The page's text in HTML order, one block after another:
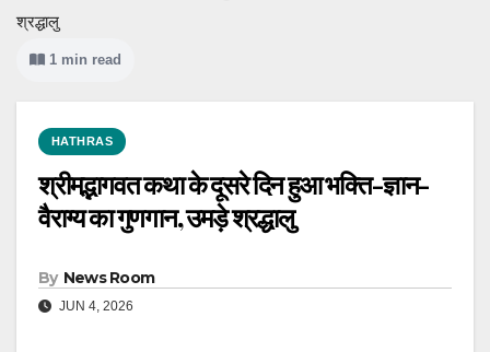
श्रद्धालु
1 min read
HATHRAS
श्रीमद्भागवत कथा के दूसरे दिन हुआ भक्ति-ज्ञान-
वैराग्य का गुणगान, उमड़े श्रद्धालु
By News Room
JUN 4, 2026